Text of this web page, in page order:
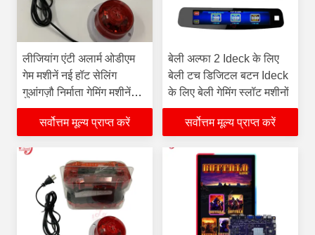
लीजियांग एंटी अलार्म ओडीएम
गेम मशीनें नई हॉट सेलिंग
गुआंगज़ौ निर्माता गेमिंग मशीनें
कीमत एंटी-अलार्म डिवाइस
सर्वोत्तम मूल्य प्राप्त करें
बेली अल्फा 2 Ideck के लिए
बेली टच डिजिटल बटन Ideck
के लिए बेली गेमिंग स्लॉट मशीनों
सर्वोत्तम मूल्य प्राप्त करें